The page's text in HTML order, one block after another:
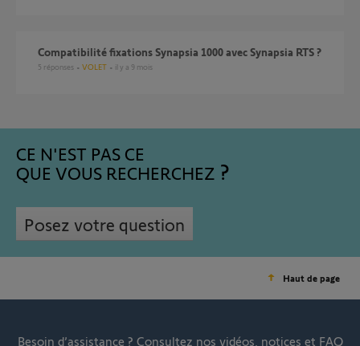
Compatibilité fixations Synapsia 1000 avec Synapsia RTS ?
5 réponses VOLET il y a 9 mois
CE N'EST PAS CE
QUE VOUS RECHERCHEZ
Posez votre question
Haut de page
Besoin d’assistance ? Consultez nos vidéos, notices et FAQ